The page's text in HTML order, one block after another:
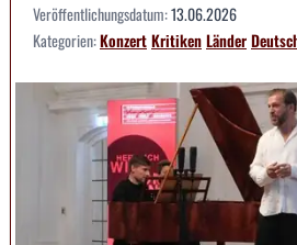
Veröffentlichungsdatum:13.06.2026
Kategorien:KonzertKritikenLänder